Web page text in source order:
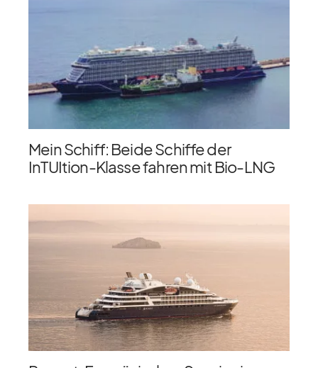
Mein Schiff: Beide Schiffe der
InTUItion-Klasse fahren mit Bio-LNG